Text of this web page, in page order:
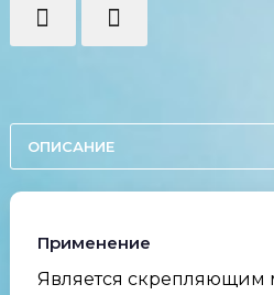
ОПИСАНИЕ
Применение
Является скрепляющим